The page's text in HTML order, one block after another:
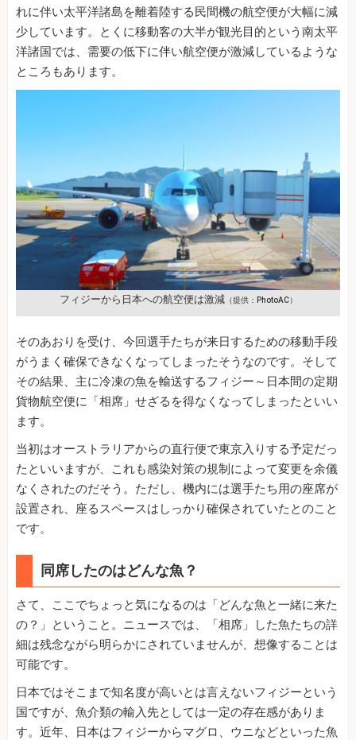
れに伴い太平洋諸島を離着陸する民間機の航空便が大幅に減
少しています。とくに移動客の大半が観光目的という南太平
洋諸国では、需要の低下に伴い航空便が激減しているような
ところもあります。
フィジーから日本への航空便は激減（提供：PhotoAC）
そのあおりを受け、今回選手たちが来日するための移動手段
がうまく確保できなくなってしまったそうなのです。そして
その結果、主に冷凍の魚を輸送するフィジー～日本間の定期
貨物航空便に「相席」せざるを得なくなってしまったといい
ます。
当初はオーストラリアからの直行便で東京入りする予定だっ
たといいますが、これも感染対策の規制によって変更を余儀
なくされたのだそう。ただし、機内には選手たち用の座席が
設置され、座るスペースはしっかり確保されていたとのこと
です。
同席したのはどんな魚？
さて、ここでちょっと気になるのは「どんな魚と一緒に来た
の？」ということ。ニュースでは、「相席」した魚たちの詳
細は残念ながら明らかにされていませんが、想像することは
可能です。
日本ではそこまで知名度が高いとは言えないフィジーという
国ですが、魚介類の輸入先としては一定の存在感がありま
す。近年、日本はフィジーからマグロ、ウニなどといった魚